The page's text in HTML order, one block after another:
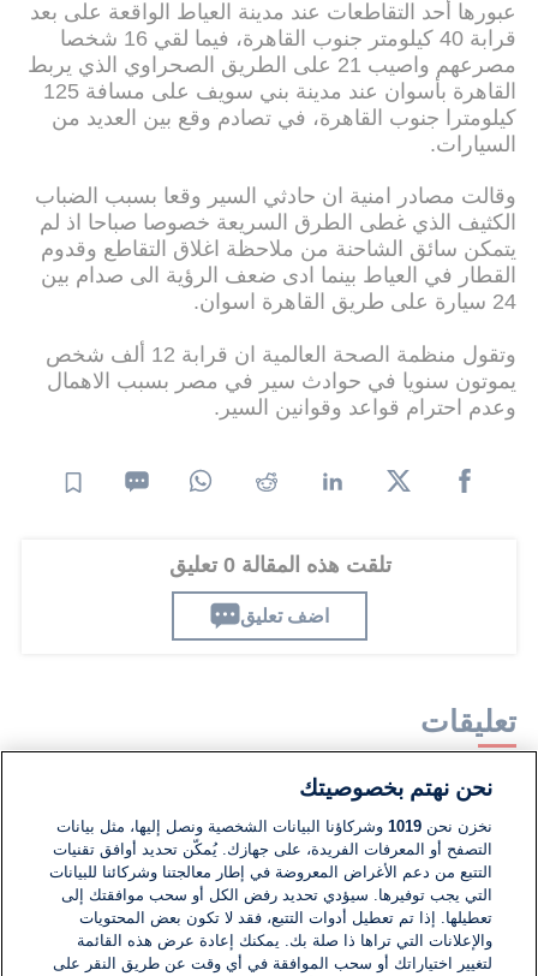
عبورها أحد التقاطعات عند مدينة العياط الواقعة على بعد
قرابة 40 كيلومتر جنوب القاهرة، فيما لقي 16 شخصا
مصرعهم واصيب 21 على الطريق الصحراوي الذي يربط
القاهرة بأسوان عند مدينة بني سويف على مسافة 125
كيلومترا جنوب القاهرة، في تصادم وقع بين العديد من
السيارات.
وقالت مصادر امنية ان حادثي السير وقعا بسبب الضباب
الكثيف الذي غطى الطرق السريعة خصوصا صباحا اذ لم
يتمكن سائق الشاحنة من ملاحظة اغلاق التقاطع وقدوم
القطار في العياط بينما ادى ضعف الرؤية الى صدام بين
24 سيارة على طريق القاهرة اسوان.
وتقول منظمة الصحة العالمية ان قرابة 12 ألف شخص
يموتون سنويا في حوادث سير في مصر بسبب الاهمال
وعدم احترام قواعد وقوانين السير.
تلقت هذه المقالة 0 تعليق
اضف تعليق
تعليقات
لا توجد تعليقات مكتوبة حتى الآن. كن الأول!
اكتب تعليقًا جديدًا ...
نحن نهتم بخصوصيتك
نخزن نحن1019 وشركاؤنا البيانات الشخصية ونصل إليها، مثل بيانات
التصفح أو المعرفات الفريدة، على جهازك. يُمكّن تحديد أوافق تقنيات
التتبع من دعم الأغراض المعروضة في إطار معالجتنا وشركائنا للبيانات
التي يجب توفيرها. سيؤدي تحديد رفض الكل أو سحب موافقتك إلى
تعطيلها. إذا تم تعطيل أدوات التتبع، فقد لا تكون بعض المحتويات
والإعلانات التي تراها ذا صلة بك. يمكنك إعادة عرض هذه القائمة
لتغيير اختياراتك أو سحب الموافقة في أي وقت عن طريق النقر على